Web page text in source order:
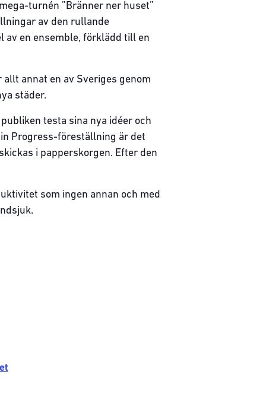
turnén ”Bränner ner huset”
av den rullande
av en ensemble, förklädd till en
annat en av Sveriges genom
städer.
testa sina nya idéer och
in Progress-föreställning är det
i papperskorgen. Efter den
som ingen annan och med